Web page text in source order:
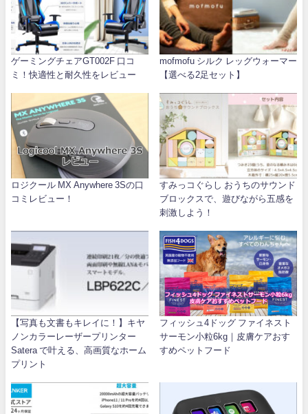
ゲーミングチェアGT002F 口コ
ミ！快適性と耐久性をレビュー
mofmofu シルク レッグウォーマー
【選べる2足セット】
ロジクール MX Anywhere 3Sの口
コミレビュー！
すみっコぐらし おうちのサウンド
ブロックスで、遊びながら五感を
刺激しよう！
【写真も文書もキレイに！】キヤ
ノンカラーレーザープリンター
Satera で叶える、高画質なホーム
プリント
フィッシュ4ドッグ ファイネスト
サーモン小粒6kg｜皮膚ケアおす
すめペットフード